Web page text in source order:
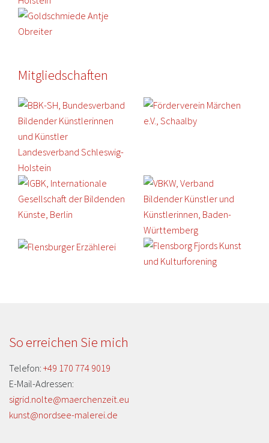
Mitgliedschaften
So erreichen Sie mich
Telefon: +49 170 774 9019
E-Mail-Adressen:
sigrid.nolte@maerchenzeit.eu
kunst@nordsee-malerei.de